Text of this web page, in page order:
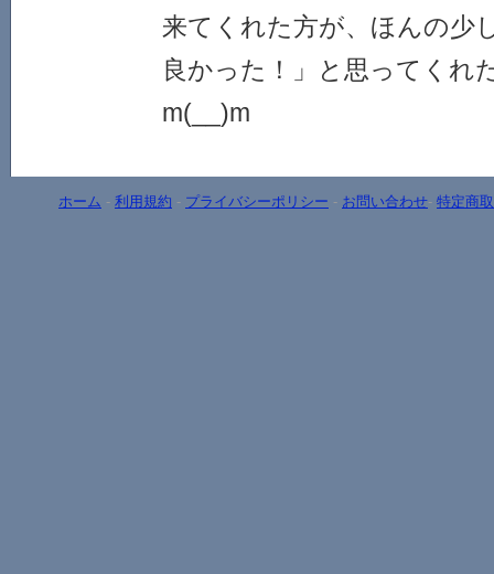
来てくれた方が、ほんの少
良かった！」と思ってくれ
m(__)m
ホーム - 利用規約 - プライバシーポリシー - お問い合わせ- 特定商